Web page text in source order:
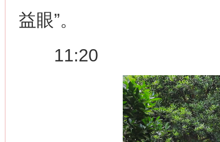
益眼”。
11:20